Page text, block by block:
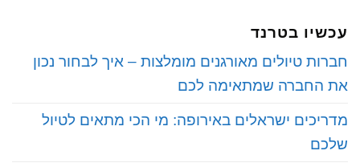
עכשיו בטרנד
חברות טיולים מאורגנים מומלצות – איך לבחור נכון
את החברה שמתאימה לכם
מדריכים ישראלים באירופה: מי הכי מתאים לטיול
שלכם